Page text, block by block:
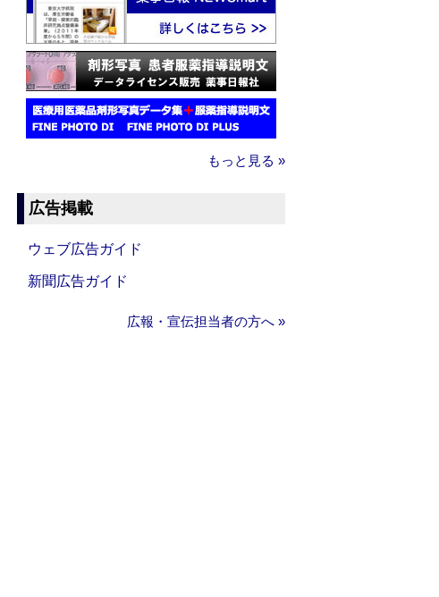
もっと見る »
広告掲載
ウェブ広告ガイド
新聞広告ガイド
広報・宣伝担当者の方へ »